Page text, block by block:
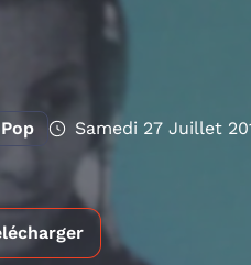
Samedi 27 Juillet